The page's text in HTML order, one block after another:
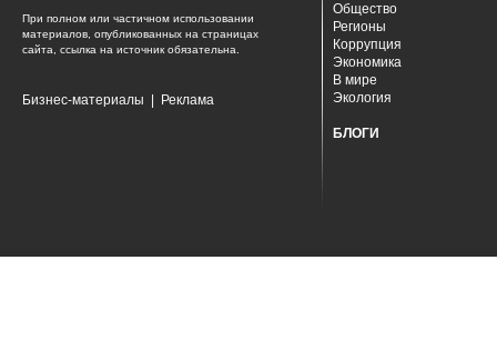
При полном или частичном использовании
материалов, опубликованных на страницах
сайта, ссылка на источник обязательна.
Бизнес-материалы Реклама
Общество
Регионы
Коррупция
Экономика
В мире
Экология
БЛОГИ